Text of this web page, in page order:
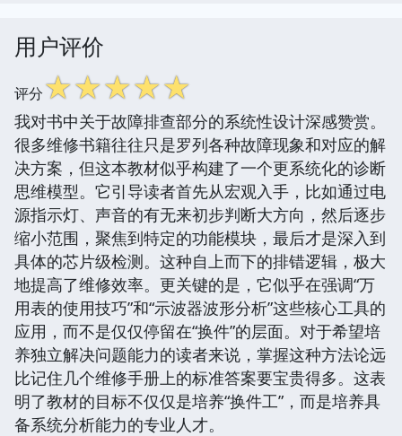
用户评价
评分☆☆☆☆☆
我对书中关于故障排查部分的系统性设计深感赞赏。
很多维修书籍往往只是罗列各种故障现象和对应的解
决方案，但这本教材似乎构建了一个更系统化的诊断
思维模型。它引导读者首先从宏观入手，比如通过电
源指示灯、声音的有无来初步判断大方向，然后逐步
缩小范围，聚焦到特定的功能模块，最后才是深入到
具体的芯片级检测。这种自上而下的排错逻辑，极大
地提高了维修效率。更关键的是，它似乎在强调“万
用表的使用技巧”和“示波器波形分析”这些核心工具的
应用，而不是仅仅停留在“换件”的层面。对于希望培
养独立解决问题能力的读者来说，掌握这种方法论远
比记住几个维修手册上的标准答案要宝贵得多。这表
明了教材的目标不仅仅是培养“换件工”，而是培养具
备系统分析能力的专业人才。